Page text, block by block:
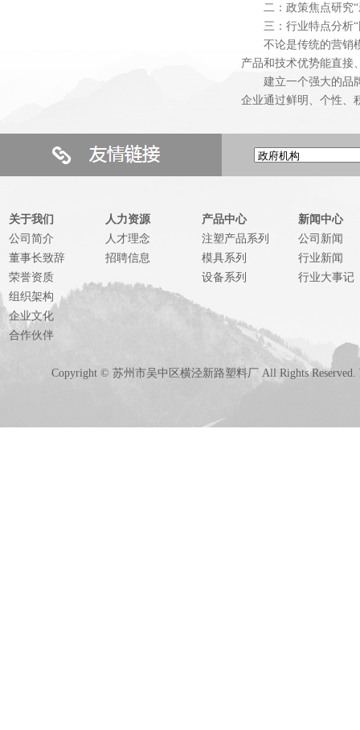
二：政策焦点研究“
三：行业特点分析“
不论是传统的营销模
产品和技术优势能直
建立一个强大的品牌
企业通过鲜明、个性、
关于我们
公司简介
董事长致辞
荣誉资质
组织架构
企业文化
合作伙伴
人力资源
人才理念
招聘信息
产品中心
注塑产品系列
模具系列
设备系列
新闻中心
公司新闻
行业新闻
行业大事记
Copyright © 苏州市吴中区横泾新路塑料厂 All Rights Reserved.